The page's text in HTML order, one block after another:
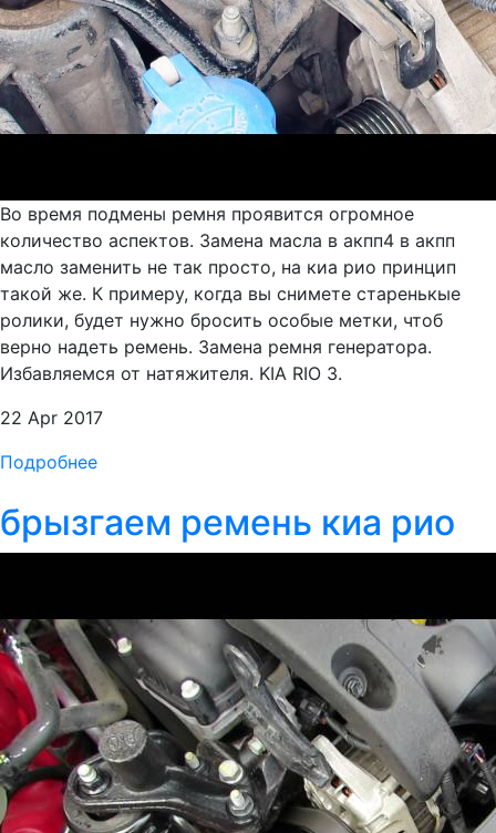
Во время подмены ремня проявится огромное
количество аспектов. Замена масла в акпп4 в акпп
масло заменить не так просто, на киа рио принцип
такой же. К примеру, когда вы снимете старенькые
ролики, будет нужно бросить особые метки, чтоб
верно надеть ремень. Замена ремня генератора.
Избавляемся от натяжителя. KIA RIO 3.
22 Apr 2017
Подробнее
брызгаем ремень киа рио